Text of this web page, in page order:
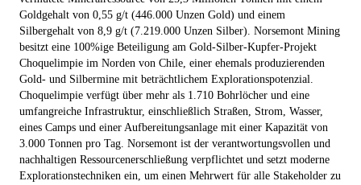
Goldgehalt von 0,55 g/t (446.000 Unzen Gold) und einem
Silbergehalt von 8,9 g/t (7.219.000 Unzen Silber). Norsemont Mining
besitzt eine 100%ige Beteiligung am Gold-Silber-Kupfer-Projekt
Choquelimpie im Norden von Chile, einer ehemals produzierenden
Gold- und Silbermine mit beträchtlichem Explorationspotenzial.
Choquelimpie verfügt über mehr als 1.710 Bohrlöcher und eine
umfangreiche Infrastruktur, einschließlich Straßen, Strom, Wasser,
eines Camps und einer Aufbereitungsanlage mit einer Kapazität von
3.000 Tonnen pro Tag. Norsemont ist der verantwortungsvollen und
nachhaltigen Ressourcenerschließung verpflichtet und setzt moderne
Explorationstechniken ein, um einen Mehrwert für alle Stakeholder zu